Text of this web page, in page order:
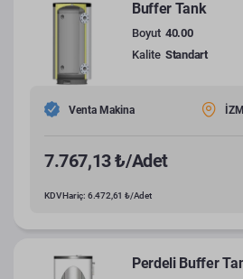
Buffer Tank
Boyut 40.00
Kalite Standart
Venta Makina
7.767,13 ₺/Adet
KDV Hariç: 6.472,61 ₺/Adet
Perdeli Buffer